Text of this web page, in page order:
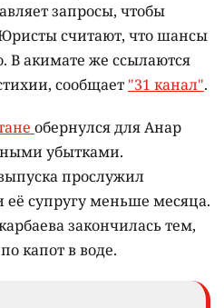
запросы, чтобы
считают, что шансы
В акимате же ссылаются
сообщает "31 канал".
обернулся для Анар
убытками.
прослужил
супругу меньше месяца.
закончилась тем,
капот в воде.